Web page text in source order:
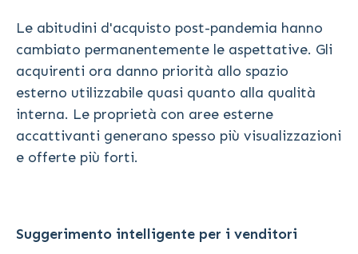
Le abitudini d'acquisto post-pandemia hanno
cambiato permanentemente le aspettative. Gli
acquirenti ora danno priorità allo spazio
esterno utilizzabile quasi quanto alla qualità
interna. Le proprietà con aree esterne
accattivanti generano spesso più visualizzazioni
e offerte più forti.
Suggerimento intelligente per i venditori